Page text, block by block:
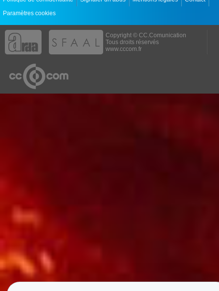
Paramètres cookies
Copyright © CC.Comunication
Tous droits réservés
www.cccom.fr